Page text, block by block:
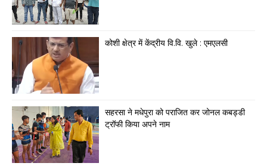
कोशी क्षेत्र में केंद्रीय वि.वि. खुले : एमएलसी
सहरसा ने मधेपुरा को पराजित कर जोनल कबड्डी
ट्रॉफी किया अपने नाम